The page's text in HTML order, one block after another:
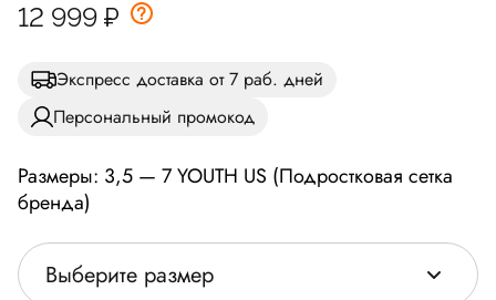
12 999 ₽
Экспресс доставка от 7 раб. дней
Персональный промокод
Размеры: 3,5 — 7 YOUTH US (Подростковая сетка
бренда)
Выберите размер